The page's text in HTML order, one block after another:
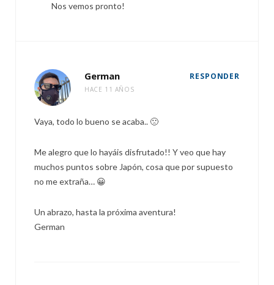
Nos vemos pronto!
German
HACE 11 AÑOS
RESPONDER
Vaya, todo lo bueno se acaba.. 🙁
Me alegro que lo hayáis disfrutado!! Y veo que hay
muchos puntos sobre Japón, cosa que por supuesto
no me extraña… 😀
Un abrazo, hasta la próxima aventura!
German